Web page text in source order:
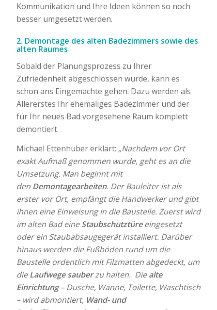
Kommunikation und Ihre Ideen können so noch
besser umgesetzt werden.
2. Demontage des alten Badezimmers sowie des
alten Raumes
Sobald der Planungsprozess zu Ihrer
Zufriedenheit abgeschlossen wurde, kann es
schon ans Eingemachte gehen. Dazu werden als
Allererstes Ihr ehemaliges Badezimmer und der
für Ihr neues Bad vorgesehene Raum komplett
demontiert.
Michael Ettenhuber erklärt: „Nachdem vor Ort
exakt Aufmaß genommen wurde, geht es an die
Umsetzung. Man beginnt mit
den Demontagearbeiten. Der Bauleiter ist als
erster vor Ort, empfängt die Handwerker und gibt
ihnen eine Einweisung in die Baustelle. Zuerst wird
im alten Bad eineStaubschutztüreeingesetzt
oder ein Staubabsaugegerät installiert. Darüber
hinaus werden die Fußböden rund um die
Baustelle ordentlich mit Filzmatten abgedeckt, um
dieLaufwege sauberzu halten. Diealte
Einrichtung– Dusche, Wanne, Toilette, Waschtisch
– wird abmontiert, Wand- und